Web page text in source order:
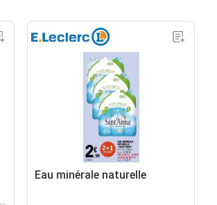
Eau minérale naturelle